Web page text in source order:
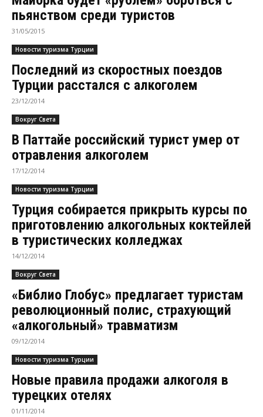
пьянством среди туристов
31/05/2015
Новости туризма Турции
Последний из скоростных поездов
Турции расстался с алкоголем
23/12/2014
Вокруг Света
В Паттайе российский турист умер от
отравления алкоголем
17/12/2014
Новости туризма Турции
Турция собирается прикрыть курсы по
приготовлению алкогольных коктейлей
в туристических колледжах
14/12/2014
Вокруг Света
«Библио Глобус» предлагает туристам
революционный полис, страхующий
«алкогольный» травматизм
09/12/2014
Новости туризма Турции
Новые правила продажи алкоголя в
турецких отелях
01/11/2014